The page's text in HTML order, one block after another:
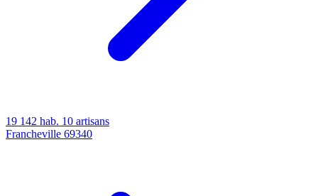
19 142 hab. 10 artisans
Francheville 69340